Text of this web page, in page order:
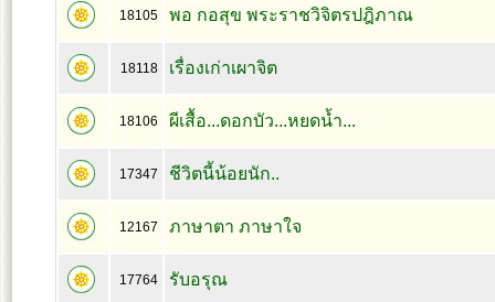
18105 พอ กอสุข พระราชวิจิตรปฎิภาณ
18118 เรื่องเก่าเผาจิต
18106 ผีเสื้อ...ดอกบัว...หยดน้ำ...
17347 ชีวิตนี้น้อยนัก..
12167 ภาษาตา ภาษาใจ
17764 รับอรุณ